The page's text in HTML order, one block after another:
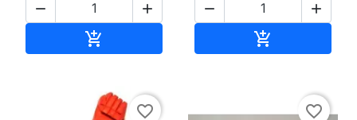
 

 

favorite_border favorite_border